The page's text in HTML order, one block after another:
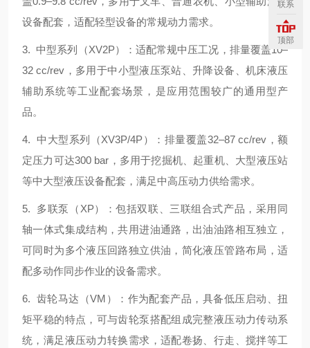
设备配套，适配轻型设备的常规动力需求。
3. 中型系列（XV2P）：适配常规中压工况，排量覆盖10–
32 cc/rev，多用于中小型液压泵站、升降设备、机床液压
辅助系统等工业配套场景，是应用范围较广的通用型产
品。
4. 中大型系列（XV3P/4P）：排量覆盖32–87 cc/rev，额
定压力可达300 bar，多用于挖掘机、起重机、大型液压站
等中大型液压设备配套，满足中高压动力供给需求。
5. 多联泵（XP）：包括双联、三联组合式产品，采用同
轴一体式集成结构，共用进油通路，出油油路相互独立，
可同时为多个液压回路独立供油，简化液压管路布局，适
配多动作同步作业的设备需求。
6. 齿轮马达（VM）：作为配套产品，具备低压启动、扭
矩平稳的特点，可与齿轮泵搭配组成完整液压动力传动系
统，满足液压动力转换需求，适配卷扬、行走、搅拌等工
联系
顶部